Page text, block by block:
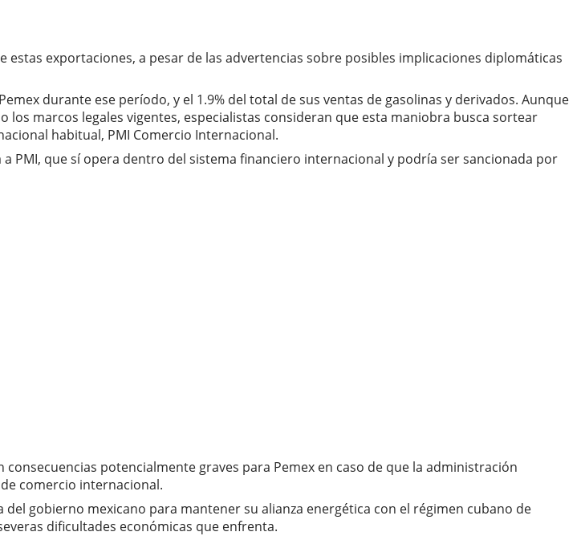
exportaciones, a pesar de las advertencias sobre posibles implicaciones diplomáticas
durante ese período, y el 1.9% del total de sus ventas de gasolinas y derivados. Aunque
marcos legales vigentes, especialistas consideran que esta maniobra busca sortear
habitual, PMI Comercio Internacional.
PMI, que sí opera dentro del sistema financiero internacional y podría ser sancionada por
potencialmente graves para Pemex en caso de que la administración
comercio internacional.
gobierno mexicano para mantener su alianza energética con el régimen cubano de
dificultades económicas que enfrenta.